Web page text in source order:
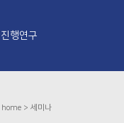
진행연구
home > 세미나